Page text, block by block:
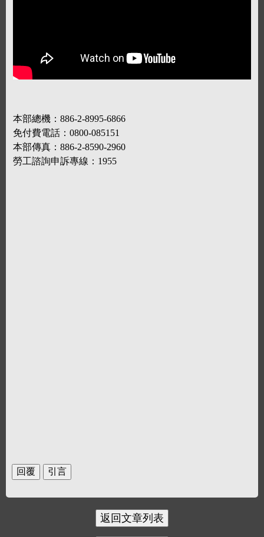
本部總機：886-2-8995-6866
免付費電話：0800-085151
本部傳真：886-2-8590-2960
勞工諮詢申訴專線：1955